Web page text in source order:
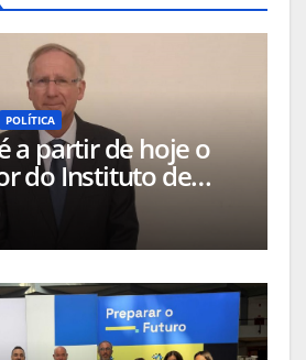
POLÍTICA
a partir de hoje o
do Instituto de
Guarda